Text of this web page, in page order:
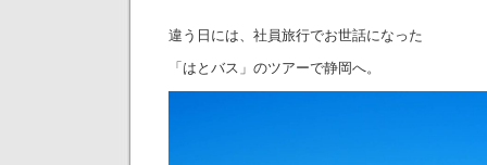
違う日には、社員旅行でお世話になった
「はとバス」のツアーで静岡へ。